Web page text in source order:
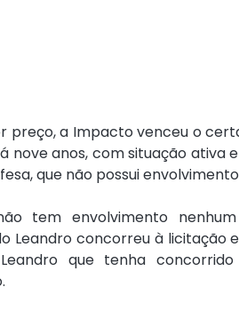
preço, a Impacto venceu o
nove anos, com situação ativa
que não possui
tem envolvimento
Leandro concorreu à licitação
que tenha